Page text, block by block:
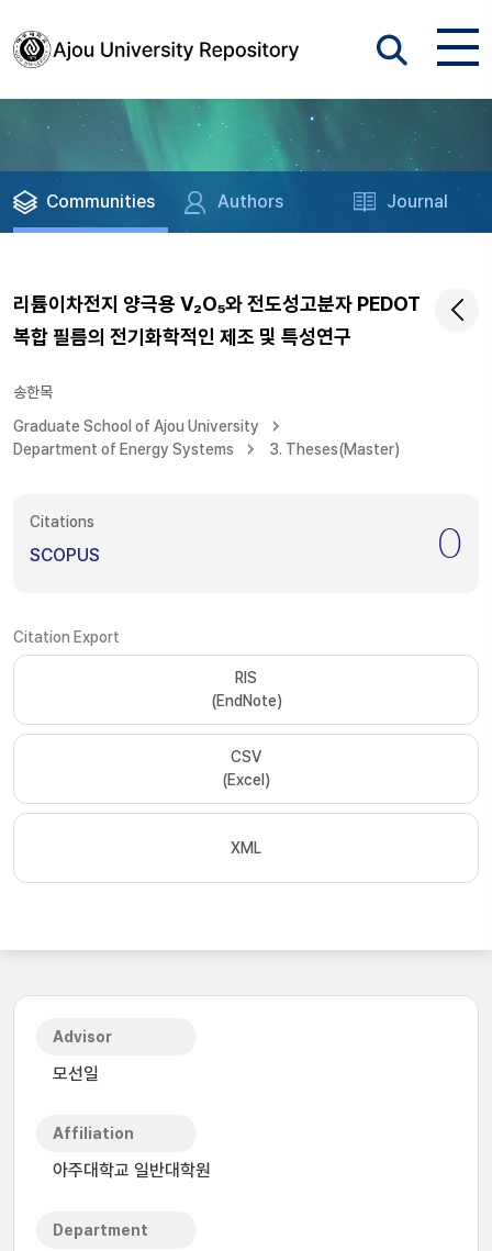
Communities Authors Journal
리튬이차전지 양극용 V₂O₅와 전도성고분자 PEDOT
복합 필름의 전기화학적인 제조 및 특성연구
송한목
Graduate School of Ajou University
Department of Energy Systems
3. Theses(Master)
Citations
SCOPUS 0
Citation Export
RIS
(EndNote)
CSV
(Excel)
XML
Advisor
모선일
Affiliation
아주대학교 일반대학원
Department